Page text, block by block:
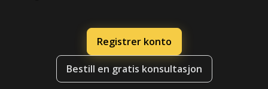
Registrer konto
Bestill en gratis konsultasjon